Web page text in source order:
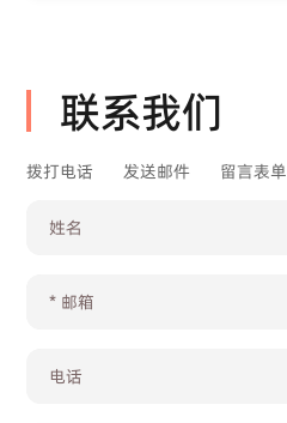
联系我们
拨打电话 发送邮件 留言表单